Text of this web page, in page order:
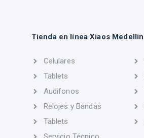
Tienda en línea Xiaos Medellin
Celulares
Tablets
Audifonos
Relojes y Bandas
Tablets